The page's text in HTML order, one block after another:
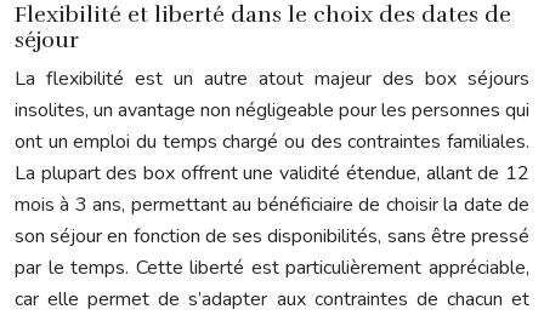
Flexibilité et liberté dans le choix des dates de
séjour
La flexibilité est un autre atout majeur des box séjours
insolites, un avantage non négligeable pour les personnes qui
ont un emploi du temps chargé ou des contraintes familiales.
La plupart des box offrent une validité étendue, allant de 12
mois à 3 ans, permettant au bénéficiaire de choisir la date de
son séjour en fonction de ses disponibilités, sans être pressé
par le temps. Cette liberté est particulièrement appréciable,
car elle permet de s’adapter aux contraintes de chacun et